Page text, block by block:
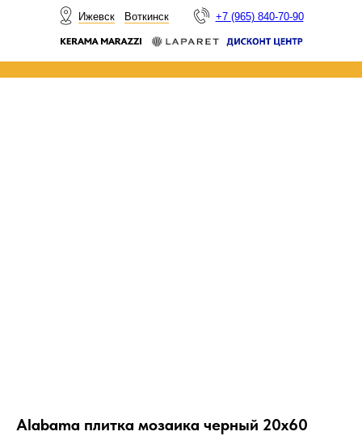
+7 (965) 840-70-90
Ижевск Воткинск
Alabama плитка мозаика черный 20х60